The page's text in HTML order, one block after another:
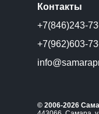
Контакты
+7(846)243-
+7(962)603-
© 2006-2026